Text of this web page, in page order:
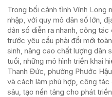
Trong bối cảnh tỉnh Vĩnh Long
nhập, với quy mô dân số lớn,
dân số diễn ra nhanh, công
trước yêu cầu phải đổi mới
sinh, nâng cao chất lượng dân
tuổi, những mô hình triển khai
Thanh Đức, phường Phước
và cách làm phù hợp, công
sâu, tạo nền tảng cho phát